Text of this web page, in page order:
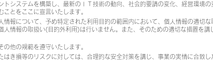
システムを構築し、最新のＩＴ技術の動向、社会的要請の変化、経営環境の
とをここに宣言いたします。
報について、予め特定された利用目的の範囲内において、個人情報の適切な
情報の取扱い(目的外利用)は行いません。また、そのための適切な措置を講
他の規範を遵守いたします。
き損等のリスクに対しては、合理的な安全対策を講じ、事業の実情に合致し